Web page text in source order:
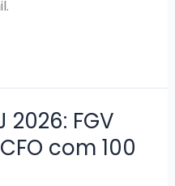
2026: FGV
com 100